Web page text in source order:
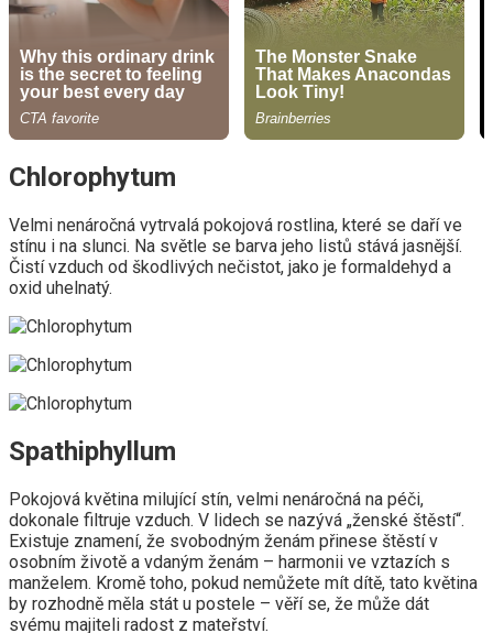
Chlorophytum
Velmi nenáročná vytrvalá pokojová rostlina, které se daří ve
stínu i na slunci. Na světle se barva jeho listů stává jasnější.
Čistí vzduch od škodlivých nečistot, jako je formaldehyd a
oxid uhelnatý.
Spathiphyllum
Pokojová květina milující stín, velmi nenáročná na péči,
dokonale filtruje vzduch. V lidech se nazývá „ženské štěstí“.
Existuje znamení, že svobodným ženám přinese štěstí v
osobním životě a vdaným ženám – harmonii ve vztazích s
manželem. Kromě toho, pokud nemůžete mít dítě, tato květina
by rozhodně měla stát u postele – věří se, že může dát
svému majiteli radost z mateřství.